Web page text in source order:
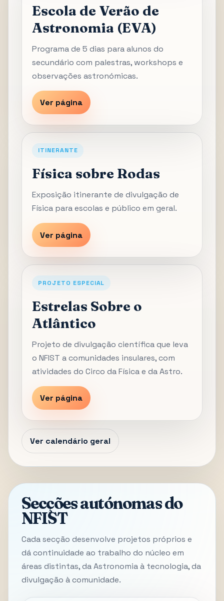
Escola de Verão de
Astronomia (EVA)
Programa de 5 dias para alunos do
secundário com palestras, workshops e
observações astronómicas.
Ver página
ITINERANTE
Física sobre Rodas
Exposição itinerante de divulgação de
Física para escolas e público em geral.
Ver página
PROJETO ESPECIAL
Estrelas Sobre o
Atlântico
Projeto de divulgação científica que leva
o NFIST a comunidades insulares, com
atividades do Circo da Física e da Astro.
Ver página
Ver calendário geral
Secções autónomas do
NFIST
Cada secção desenvolve projetos próprios e
dá continuidade ao trabalho do núcleo em
áreas distintas, da Astronomia à tecnologia, da
divulgação à comunidade.